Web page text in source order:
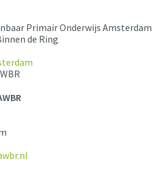
Primair Onderwijs Amsterdam
de Ring